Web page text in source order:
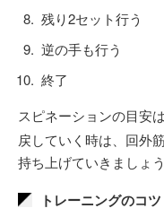
残り2セット行う
逆の手も行う
終了
スピネーションの目安は
戻していく時は、回外
持ち上げていきましょう
トレーニングのコツ